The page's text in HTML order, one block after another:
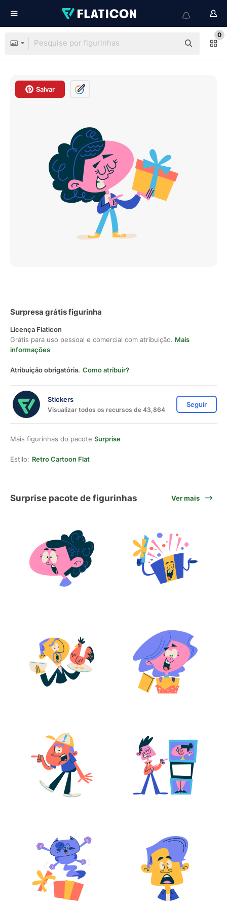
0
Salvar
Surpresa grátis figurinha
Licença Flaticon
Grátis para uso pessoal e comercial com atribuição. Mais
informações
Atribuição obrigatória. Como atribuir?
Stickers
Visualizar todos os recursos de 43,864
Seguir
Mais figurinhas do pacote Surprise
Estilo: Retro Cartoon Flat
Surprise pacote de figurinhas Ver mais